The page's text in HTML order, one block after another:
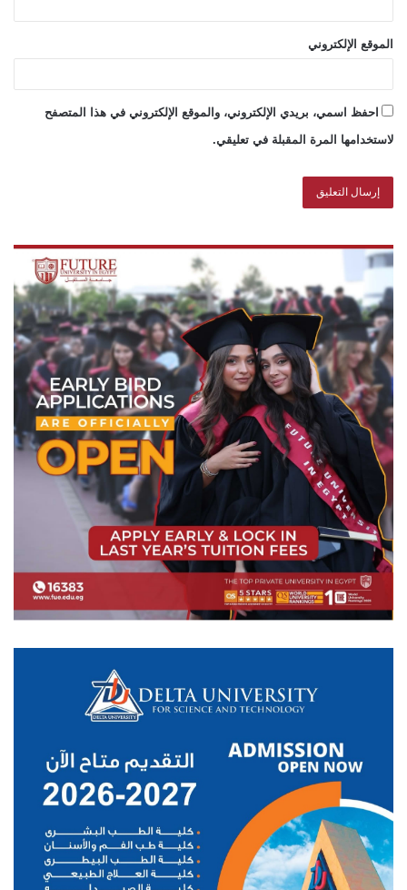
الموقع الإلكتروني
احفظ اسمي، بريدي الإلكتروني، والموقع الإلكتروني في هذا المتصفح
لاستخدامها المرة المقبلة في تعليقي.